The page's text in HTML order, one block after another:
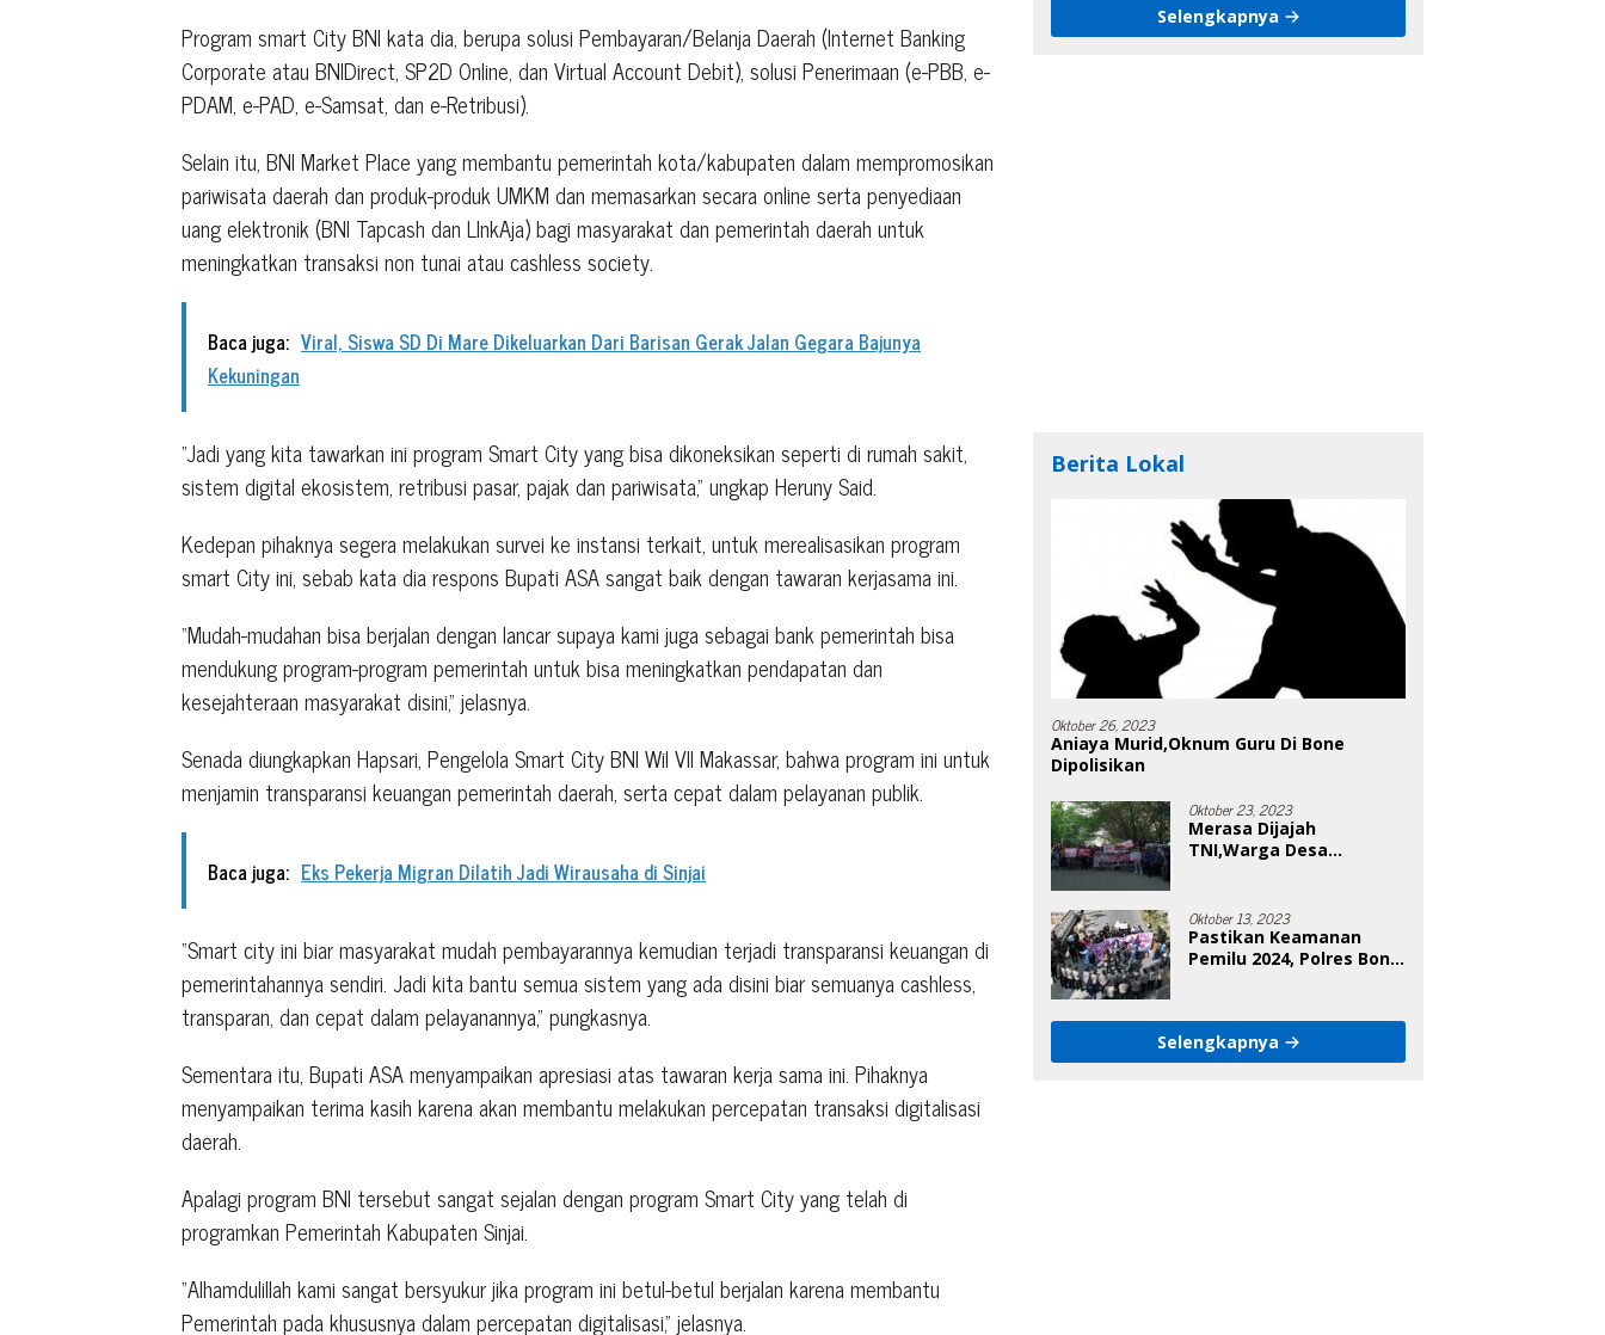
Program smart City BNI kata dia, berupa solusi Pembayaran/Belanja Daerah (Internet Banking
Corporate atau BNIDirect, SP2D Online, dan Virtual Account Debit), solusi Penerimaan (e-PBB, e-
PDAM, e-PAD, e-Samsat, dan e-Retribusi).
Selain itu, BNI Market Place yang membantu pemerintah kota/kabupaten dalam mempromosikan
pariwisata daerah dan produk-produk UMKM dan memasarkan secara online serta penyediaan
uang elektronik (BNI Tapcash dan LInkAja) bagi masyarakat dan pemerintah daerah untuk
meningkatkan transaksi non tunai atau cashless society.
Baca juga: Viral, Siswa SD Di Mare Dikeluarkan Dari Barisan Gerak Jalan Gegara Bajunya
Kekuningan
“Jadi yang kita tawarkan ini program Smart City yang bisa dikoneksikan seperti di rumah sakit,
sistem digital ekosistem, retribusi pasar, pajak dan pariwisata,” ungkap Heruny Said.
Kedepan pihaknya segera melakukan survei ke instansi terkait, untuk merealisasikan program
smart City ini, sebab kata dia respons Bupati ASA sangat baik dengan tawaran kerjasama ini.
“Mudah-mudahan bisa berjalan dengan lancar supaya kami juga sebagai bank pemerintah bisa
mendukung program-program pemerintah untuk bisa meningkatkan pendapatan dan
kesejahteraan masyarakat disini,” jelasnya.
Senada diungkapkan Hapsari, Pengelola Smart City BNI Wil VII Makassar, bahwa program ini untuk
menjamin transparansi keuangan pemerintah daerah, serta cepat dalam pelayanan publik.
Baca juga: Eks Pekerja Migran Dilatih Jadi Wirausaha di Sinjai
“Smart city ini biar masyarakat mudah pembayarannya kemudian terjadi transparansi keuangan di
pemerintahannya sendiri. Jadi kita bantu semua sistem yang ada disini biar semuanya cashless,
transparan, dan cepat dalam pelayanannya,” pungkasnya.
Sementara itu, Bupati ASA menyampaikan apresiasi atas tawaran kerja sama ini. Pihaknya
menyampaikan terima kasih karena akan membantu melakukan percepatan transaksi digitalisasi
daerah.
Apalagi program BNI tersebut sangat sejalan dengan program Smart City yang telah di
programkan Pemerintah Kabupaten Sinjai.
“Alhamdulillah kami sangat bersyukur jika program ini betul-betul berjalan karena membantu
Pemerintah pada khususnya dalam percepatan digitalisasi,” jelasnya.
Selengkapnya
Berita Lokal
Oktober 26, 2023
Aniaya Murid,Oknum Guru Di Bone
Dipolisikan
Oktober 23, 2023
Merasa Dijajah
TNI,Warga Desa
Oktober 13, 2023
Pastikan Keamanan
Pemilu 2024, Polres Bone
Selengkapnya